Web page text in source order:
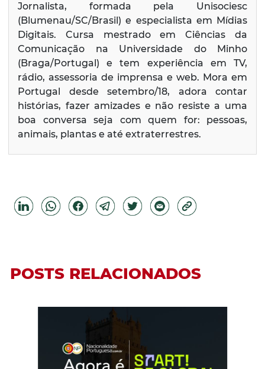
Jornalista, formada pela Unisociesc
(Blumenau/SC/Brasil) e especialista em Mídias
Digitais. Cursa mestrado em Ciências da
Comunicação na Universidade do Minho
(Braga/Portugal) e tem experiência em TV,
rádio, assessoria de imprensa e web. Mora em
Portugal desde setembro/18, adora contar
histórias, fazer amizades e não resiste a uma
boa conversa seja com quem for: pessoas,
animais, plantas e até extraterrestres.
POSTS RELACIONADOS